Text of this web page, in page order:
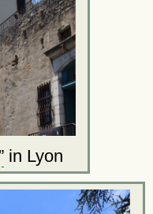
in Lyon